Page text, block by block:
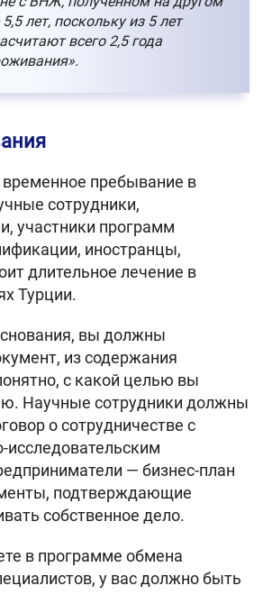
лет, поскольку из 5 лет
всего 2,5 года
пребывание в
сотрудники,
участники программ
иностранцы,
длительное лечение в
Турции.
вы должны
из содержания
с какой целью вы
Научные сотрудники должны
о сотрудничестве с
исследовательским
— бизнес-план
подтверждающие
собственное дело.
в программе обмена
у вас должно быть